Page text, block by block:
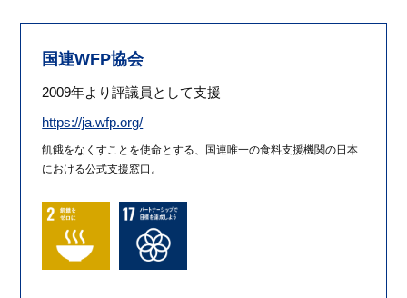
国連WFP協会
2009年より評議員として支援
https://ja.wfp.org/
飢餓をなくすことを使命とする、国連唯一の食料支援機関の日本
における公式支援窓口。